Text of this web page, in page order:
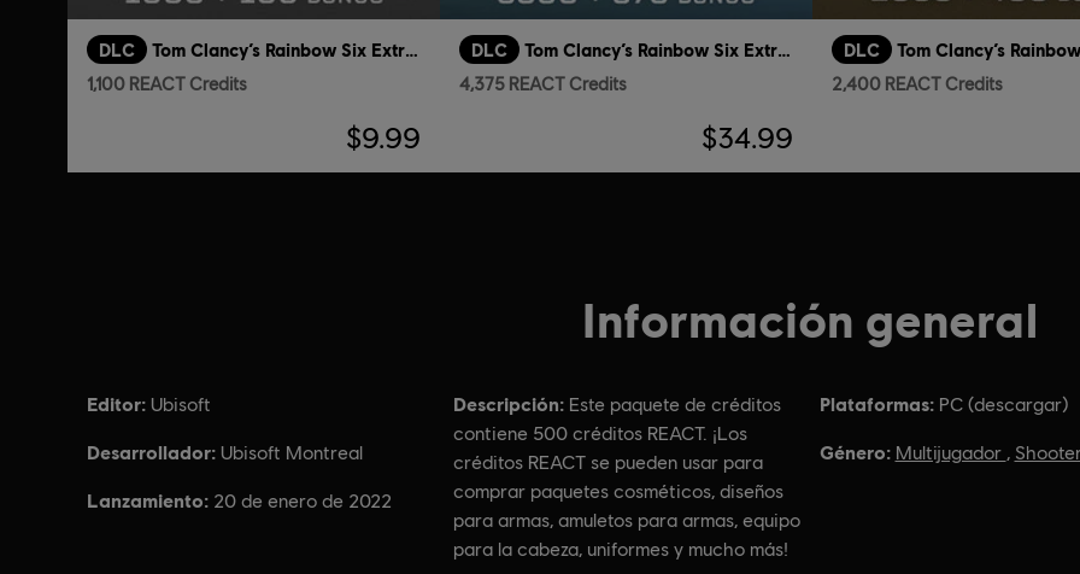
DLC Tom Clancy’s Rainbow Six Extraction
1,100 REACT Credits
$9.99
DLC Tom Clancy’s Rainbow Six Extraction
4,375 REACT Credits
$34.99
DLC
2,400 REACT Credits
Información general
Editor: Ubisoft
Desarrollador: Ubisoft Montreal
Lanzamiento: 20 de enero de 2022
Descripción: Este paquete de créditos
contiene 500 créditos REACT. ¡Los
créditos REACT se pueden usar para
comprar paquetes cosméticos, diseños
para armas, amuletos para armas, equipo
para la cabeza, uniformes y mucho más!
Plataformas: PC (descargar)
Género: Multijugador ,